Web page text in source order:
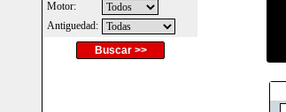
Motor:
Antiguedad:
Buscar >>